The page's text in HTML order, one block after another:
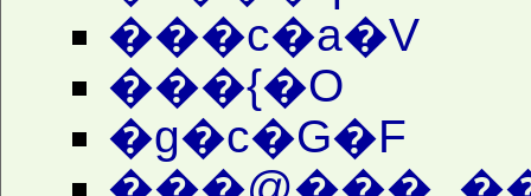
���c�a�V
���{�O
�g�c�G�F